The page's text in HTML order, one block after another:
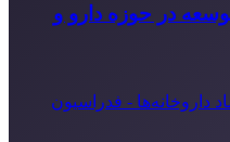
در حوزه دارو و